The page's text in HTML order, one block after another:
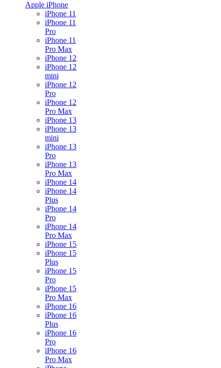
Apple iPhone
iPhone 11
iPhone 11
Pro
iPhone 11
Pro Max
iPhone 12
iPhone 12
mini
iPhone 12
Pro
iPhone 12
Pro Max
iPhone 13
iPhone 13
mini
iPhone 13
Pro
iPhone 13
Pro Max
iPhone 14
iPhone 14
Plus
iPhone 14
Pro
iPhone 14
Pro Max
iPhone 15
iPhone 15
Plus
iPhone 15
Pro
iPhone 15
Pro Max
iPhone 16
iPhone 16
Plus
iPhone 16
Pro
iPhone 16
Pro Max